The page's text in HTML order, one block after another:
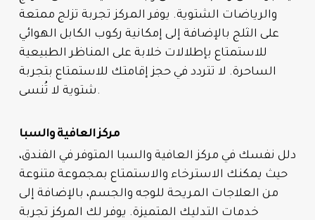
والرياضات الشتوية. يوفر المركز تجربة تزلج ممتعة
على الثلج بالإضافة إلى إمكانية ركوب الكابل الهوائي
للاستمتاع بإطلالات خلابة على المناظر الطبيعية
الساحرة. لا تتردد في حجز إقامتك للاستمتاع بتجربة
شتوية لا تُنسى.
مركز العافية والسبا
دلل نفسك في مركز العافية والسبا المتوفر في الفندق،
حيث يمكنك الاسترخاء والاستمتاع بمجموعة متنوعة
من العلاجات المريحة للوجه والجسم، بالإضافة إلى
خدمات التدليك المتميزة. يوفر لك المركز تجربة